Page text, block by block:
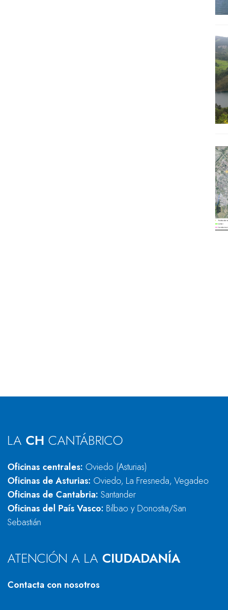
LA CH CANTÁBRICO
Oficinas centrales: Oviedo (Asturias)
Oficinas de Asturias: Oviedo, La Fresneda, Vegadeo
Oficinas de Cantabria: Santander
Oficinas del País Vasco: Bilbao y Donostia/San
Sebastián
ATENCIÓN A LA CIUDADANÍA
Contacta con nosotros